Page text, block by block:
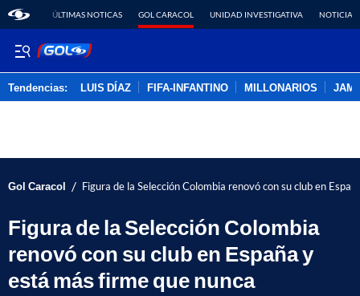
ÚLTIMAS NOTICAS GOL CARACOL UNIDAD INVESTIGATIVA NOTICIAS
Tendencias: LUIS DÍAZ FIFA-INFANTINO MILLONARIOS
Gol Caracol / Figura de la Selección Colombia renovó con su club en
Figura de la Selección Colombia
renovó con su club en España y
está más firme que nunca